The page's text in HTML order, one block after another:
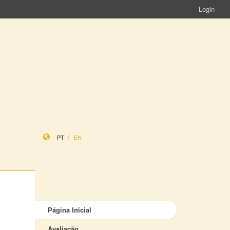
Login
PT EN
Página Inicial